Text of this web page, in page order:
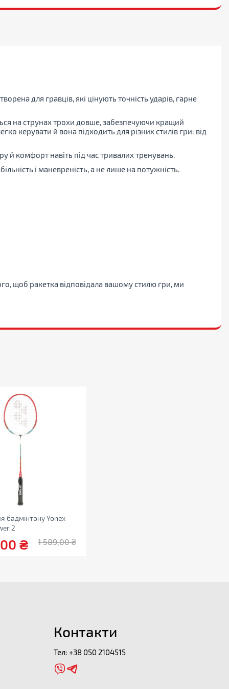
для гравців, які цінують точність ударів, гарне
на струнах трохи довше, забезпечуючи кращий
керувати й вона підходить для різних стилів гри: від
й комфорт навіть під час тривалих тренувань.
і маневреність, а не лише на потужність.
щоб ракетка відповідала вашому стилю гри, ми
бадмінтону Yonex
2
₴ 1 589,00₴
Контакти
Тел: +38 050 2104515